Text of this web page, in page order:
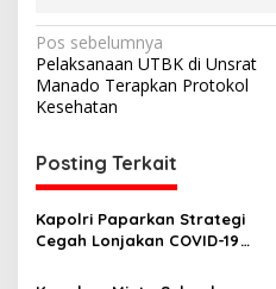
N
a
v
i
g
a
s
Pos sebelumnya
Pelaksanaan UTBK di Unsrat
Manado Terapkan Protokol
Kesehatan
Posting Terkait
Kapolri Paparkan Strategi
Cegah Lonjakan COVID-19